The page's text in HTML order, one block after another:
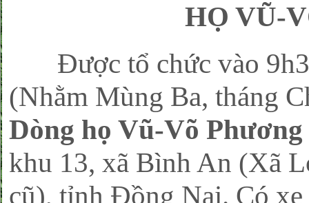
HỌ VŨ-
Được tổ chức vào
(Nhằm Mùng Ba, tháng
Dòng họ Vũ-Võ
khu 13, xã Bình An (Xã
cũ), tỉnh Đồng Nai. Có